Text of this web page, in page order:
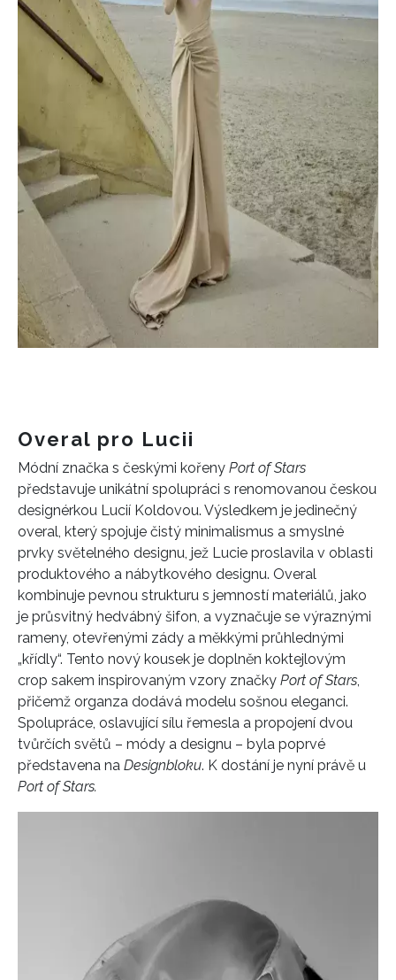
Přihlášením k newsletteru souhlasíte s
Obchodními
podmínkami společnosti BurdaMedia Extra s.r.o.
potvrzujete, že jste se seznámili se
ochrany soukromí - BurdaMedia Extra s.r.o. bude s
Vašimi údaji pracovat zejména k organizaci a
vyhodnocení akce a zasílání novinek.
Chcete navíc dostávat i další zajímavé a exkluzivní
informace od našich partnerů? Pokud souhlasíte se
zpracováním údajů k tomuto účelu podleZásad ochrany
soukromí BurdaMedia Extra s.r.o., zaškrtněte toto pole.
Overal pro Lucii
Módní značka s českými kořeny Port of Stars
představuje unikátní spolupráci s renomovanou českou
designérkou Lucií Koldovou. Výsledkem je jedinečný
overal, který spojuje čistý minimalismus a smyslné
prvky světelného designu, jež Lucie proslavila v oblasti
produktového a nábytkového designu. Overal
kombinuje pevnou strukturu s jemností materiálů, jako
je průsvitný hedvábný šifon, a vyznačuje se výraznými
rameny, otevřenými zády a měkkými průhlednými
„křídly“. Tento nový kousek je doplněn koktejlovým
crop sakem inspirovaným vzory značky Port of Stars
přičemž organza dodává modelu sošnou eleganci.
Spolupráce, oslavující sílu řemesla a propojení dvou
tvůrčích světů – módy a designu – byla poprvé
představena na Designbloku. K dostání je nyní právě u
Port of Stars.